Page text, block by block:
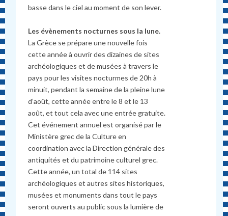
basse dans le ciel au moment de son lever.
Les évènements nocturnes sous la lune.
La Grèce se prépare une nouvelle fois
cette année à ouvrir des dizaines de sites
archéologiques et de musées à travers le
pays pour les visites nocturmes de 20h à
minuit, pendant la semaine de la pleine lune
d’août, cette année entre le 8 et le 13
août, et tout cela avec une entrée gratuite.
Cet événement annuel est organisé par le
Ministère grec de la Culture en
coordination avec la Direction générale des
antiquités et du patrimoine culturel grec.
Cette année, un total de 114 sites
archéologiques et autres sites historiques,
musées et monuments dans tout le pays
seront ouverts au public sous la lumière de